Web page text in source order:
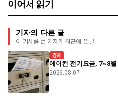
이어서 읽기
기자의 다른 글
이 기사를 쓴 기자가 최근에 쓴 글
경제
에어컨 전기요금, 7~8월
2026.08.07